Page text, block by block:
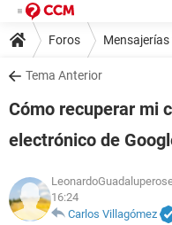
Foros Mensajerías
Tema Anterior
Cómo recuperar mi
electrónico de
16:24
Carlos Villagómez